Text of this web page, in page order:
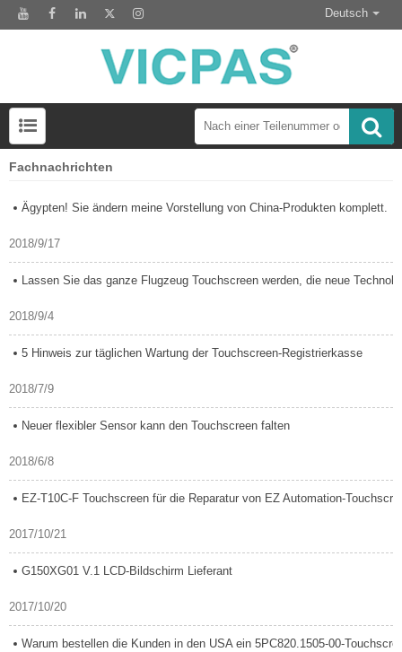
Deutsch
Fachnachrichten
Ägypten! Sie ändern meine Vorstellung von China-Produkten komplett.
2018/9/17
Lassen Sie das ganze Flugzeug Touchscreen werden, die neue Technologie
2018/9/4
5 Hinweis zur täglichen Wartung der Touchscreen-Registrierkasse
2018/7/9
Neuer flexibler Sensor kann den Touchscreen falten
2018/6/8
EZ-T10C-F Touchscreen für die Reparatur von EZ Automation-
2017/10/21
G150XG01 V.1 LCD-Bildschirm Lieferant
2017/10/20
Warum bestellen die Kunden in den USA ein 5PC820.1505-00-